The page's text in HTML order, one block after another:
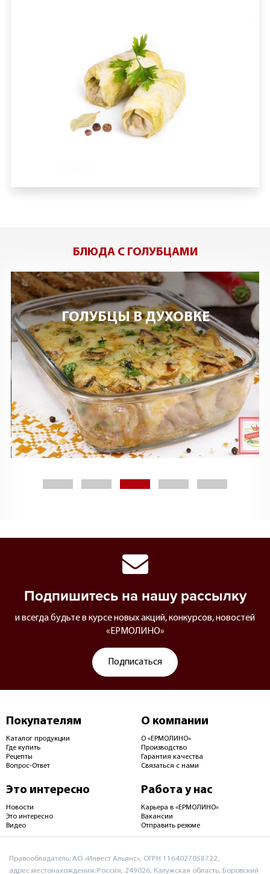
БЛЮДА С ГОЛУБЦАМИ
ГОЛУБЦЫ В ДУХОВКЕ
Подпишитесь на нашу рассылку
и всегда будьте в курсе новых акций, конкурсов, новостей
«ЕРМОЛИНО»
Подписаться
Покупателям
Каталог продукции
Где купить
Рецепты
Вопрос-Ответ
О компании
О «ЕРМОЛИНО»
Производство
Гарантия качества
Связаться с нами
Это интересно
Новости
Это интересно
Видео
Работа у нас
Карьера в «ЕРМОЛИНО»
Вакансии
Отправить резюме
Правообладатель: АО «Инвест Альянс», ОГРН 1164027058722,
адрес местонахождения: Россия, 249026, Калужская область, Боровский